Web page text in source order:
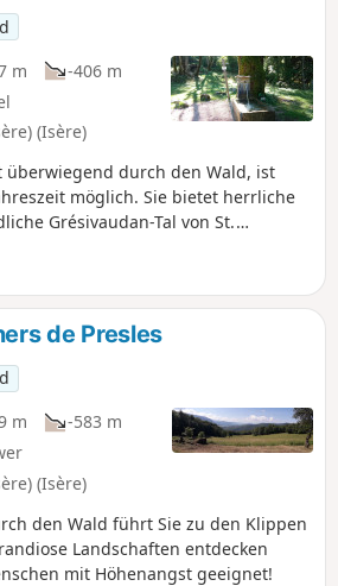
m
-406 m
(Isère)
durch den Wald, ist
möglich. Sie bietet herrliche
Grésivaudan-Tal von St.
de Presles
m
-583 m
(Isère)
den Wald führt Sie zu den Klippen
Landschaften entdecken
mit Höhenangst geeignet!